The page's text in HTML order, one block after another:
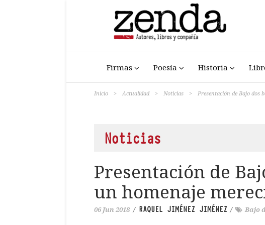
Firmas Poesía Historia
Inicio > Actualidad > Noticias > Presentación de Bajo dos
Noticias
Presentación de
un homenaje
06 Jun 2018 / RAQUEL JIMÉNEZ JIMÉNEZ / Bajo